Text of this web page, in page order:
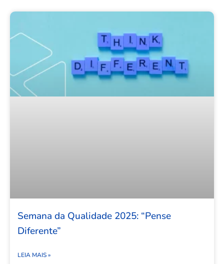
Semana da Qualidade 2025: “Pense
Diferente”
LEIA MAIS »